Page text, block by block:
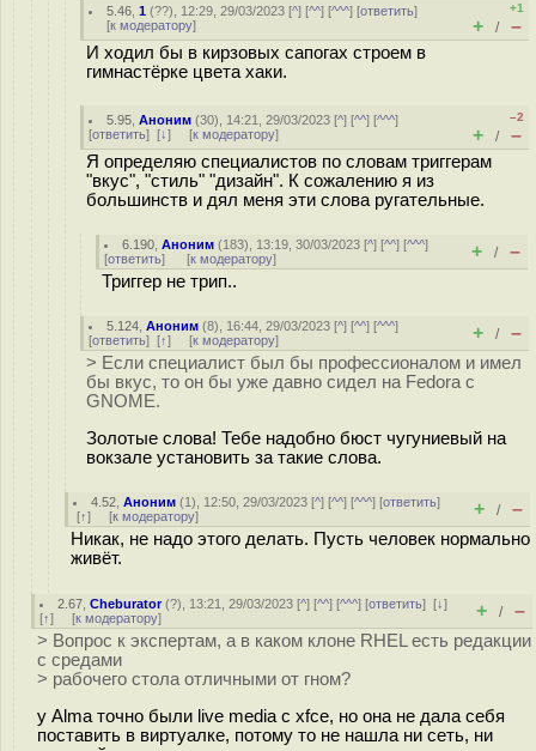
5.46 ,1 (??), 12:29, 29/03/2023 [^] [^^] [^^^] [ответить]
[к модератору]
+1
+ / –
И ходил бы в кирзовых сапогах строем в
гимнастёрке цвета хаки.
5.95 ,Аноним (30), 14:21, 29/03/2023 [^] [^^] [^^^]
[ответить] [↓] [к модератору]
–2
+ / –
Я определяю специалистов по словам триггерам
"вкус", "стиль" "дизайн". К сожалению я из
большинств и дял меня эти слова ругательные.
6.190 ,Аноним (183), 13:19, 30/03/2023 [^] [^^] [^^^]
[ответить] [к модератору] + / –
Триггер не трип..
5.124 ,Аноним (8), 16:44, 29/03/2023 [^] [^^] [^^^]
[ответить] [↑] [к модератору] + / –
> Если специалист был бы профессионалом и имел
бы вкус, то он бы уже давно сидел на Fedora с
GNOME.
Золотые слова! Тебе надобно бюст чугуниевый на
вокзале установить за такие слова.
4.52 ,Аноним (1), 12:50, 29/03/2023 [^] [^^] [^^^] [ответить]
[↑] [к модератору] + / –
Никак, не надо этого делать. Пусть человек нормально
живёт.
2.67 ,Cheburator(?), 13:21, 29/03/2023 [^] [^^] [^^^] [ответить][↓]
[↑] [к модератору] + / –
> Вопрос к экспертам, а в каком клоне RHEL есть редакции
с средами
> рабочего стола отличными от гном?
у Alma точно были live media с xfce, но она не дала себя
поставить в виртуалке, потому то не нашла ни сеть, ни